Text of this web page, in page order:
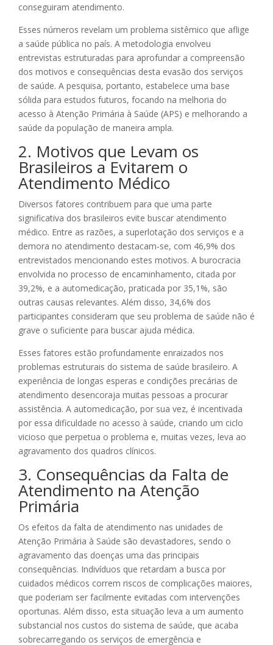
conseguiram atendimento.
Esses números revelam um problema sistêmico que aflige
a saúde pública no país. A metodologia envolveu
entrevistas estruturadas para aprofundar a compreensão
dos motivos e consequências desta evasão dos serviços
de saúde. A pesquisa, portanto, estabelece uma base
sólida para estudos futuros, focando na melhoria do
acesso à Atenção Primária à Saúde (APS) e melhorando a
saúde da população de maneira ampla.
2. Motivos que Levam os
Brasileiros a Evitarem o
Atendimento Médico
Diversos fatores contribuem para que uma parte
significativa dos brasileiros evite buscar atendimento
médico. Entre as razões, a superlotação dos serviços e a
demora no atendimento destacam-se, com 46,9% dos
entrevistados mencionando estes motivos. A burocracia
envolvida no processo de encaminhamento, citada por
39,2%, e a automedicação, praticada por 35,1%, são
outras causas relevantes. Além disso, 34,6% dos
participantes consideram que seu problema de saúde não é
grave o suficiente para buscar ajuda médica.
Esses fatores estão profundamente enraizados nos
problemas estruturais do sistema de saúde brasileiro. A
experiência de longas esperas e condições precárias de
atendimento desencoraja muitas pessoas a procurar
assistência. A automedicação, por sua vez, é incentivada
por essa dificuldade no acesso à saúde, criando um ciclo
vicioso que perpetua o problema e, muitas vezes, leva ao
agravamento dos quadros clínicos.
3. Consequências da Falta de
Atendimento na Atenção
Primária
Os efeitos da falta de atendimento nas unidades de
Atenção Primária à Saúde são devastadores, sendo o
agravamento das doenças uma das principais
consequências. Indivíduos que retardam a busca por
cuidados médicos correm riscos de complicações maiores,
que poderiam ser facilmente evitadas com intervenções
oportunas. Além disso, esta situação leva a um aumento
substancial nos custos do sistema de saúde, que acaba
sobrecarregando os serviços de emergência e